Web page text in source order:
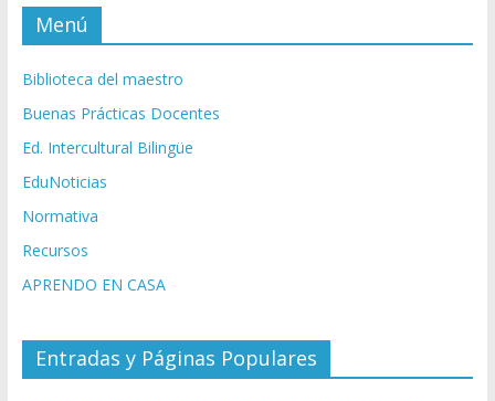
Menú
Biblioteca del maestro
Buenas Prácticas Docentes
Ed. Intercultural Bilingüe
EduNoticias
Normativa
Recursos
APRENDO EN CASA
Entradas y Páginas Populares